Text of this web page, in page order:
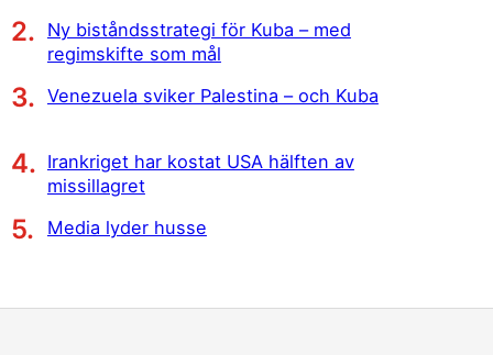
Ny biståndsstrategi för Kuba – med
regimskifte som mål
Venezuela sviker Palestina – och Kuba
Irankriget har kostat USA hälften av
missillagret
Media lyder husse